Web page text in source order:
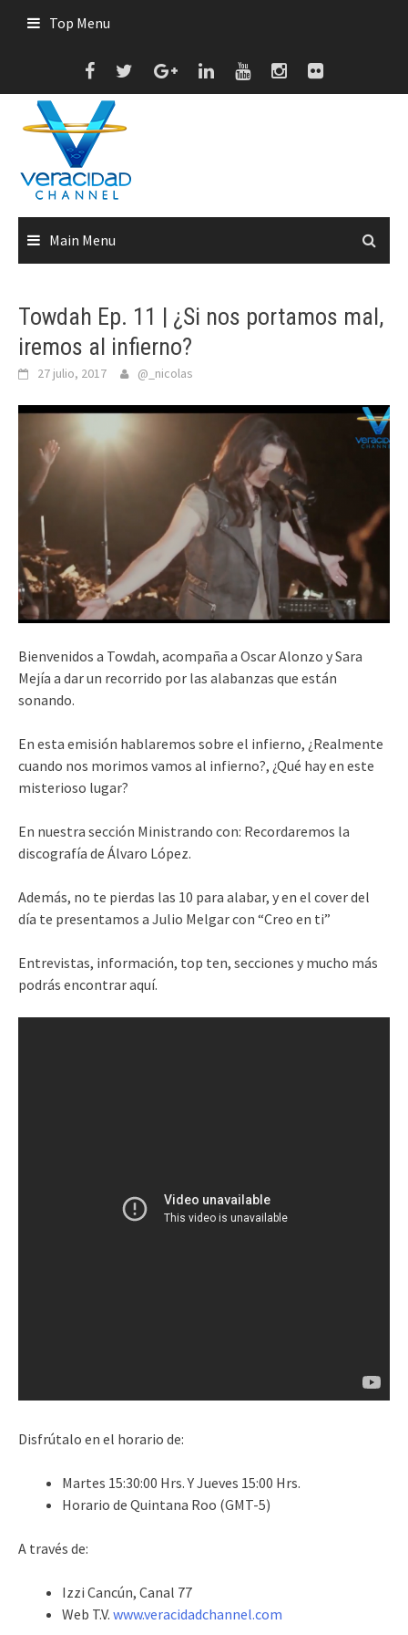
Top Menu
Main Menu
Towdah Ep. 11 | ¿Si nos portamos mal,
iremos al infierno?
27 julio, 2017 @_nicolas
Bienvenidos a Towdah, acompaña a Oscar Alonzo y Sara
Mejía a dar un recorrido por las alabanzas que están
sonando.
En esta emisión hablaremos sobre el infierno, ¿Realmente
cuando nos morimos vamos al infierno?, ¿Qué hay en este
misterioso lugar?
En nuestra sección Ministrando con: Recordaremos la
discografía de Álvaro López.
Además, no te pierdas las 10 para alabar, y en el cover del
día te presentamos a Julio Melgar con “Creo en ti”
Entrevistas, información, top ten, secciones y mucho más
podrás encontrar aquí.
Disfrútalo en el horario de:
Martes 15:30:00 Hrs. Y Jueves 15:00 Hrs.
Horario de Quintana Roo (GMT-5)
A través de:
Izzi Cancún, Canal 77
Web T.V. www.veracidadchannel.com